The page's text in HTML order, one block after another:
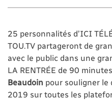
25 personnalités d’ICI
TOU.TV partageront de
avec le public dans une
LA RENTRÉE de 90
Beaudoin pour souligner le
2019 sur toutes les